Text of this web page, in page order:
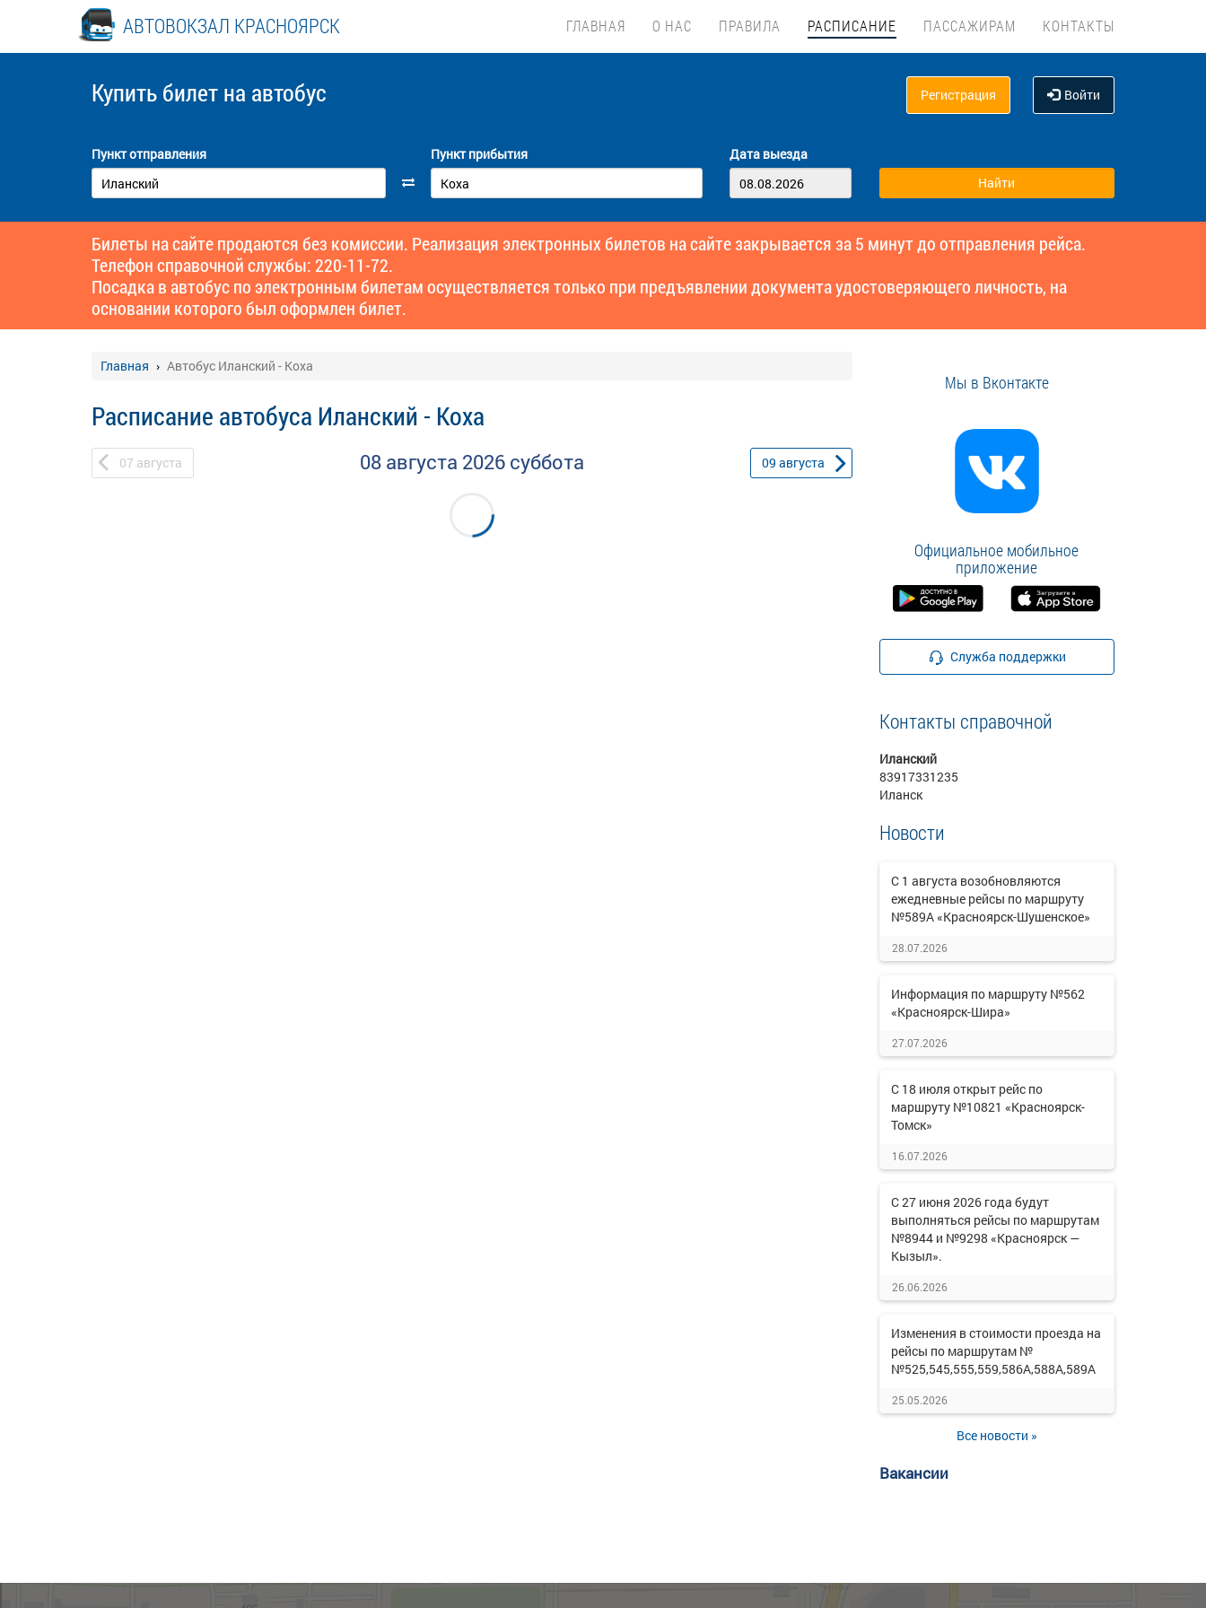
АВТОВОКЗАЛ КРАСНОЯРСК ГЛАВНАЯ О НАС ПРАВИЛА РАСПИСАНИЕ ПАССАЖИРАМ КОНТАКТЫ
Купить билет на автобус Регистрация Войти
Пункт отправления Пункт прибытия Дата выезда
Билеты на сайте продаются без комиссии. Реализация электронных билетов на сайте закрывается за 5 минут до отправления рейса.
Телефон справочной службы: 220-11-72.
Посадка в автобус по электронным билетам осуществляется только при предъявлении документа удостоверяющего личность, на
основании которого был оформлен билет.
Главная Автобус Иланский - Коха
Расписание автобуса Иланский - Коха
07 августа 08 августа 2026 суббота 09 августа
Мы в Вконтакте
Официальное мобильное
приложение
Служба поддержки
Контакты справочной
Иланский
83917331235
Иланск
Новости
С 1 августа возобновляются
ежедневные рейсы по маршруту
№589А «Красноярск-Шушенское»
28.07.2026
Информация по маршруту №562
«Красноярск-Шира»
27.07.2026
С 18 июля открыт рейс по
маршруту №10821 «Красноярск-
Томск»
16.07.2026
С 27 июня 2026 года будут
выполняться рейсы по маршрутам
№8944 и №9298 «Красноярск —
Кызыл».
26.06.2026
Изменения в стоимости проезда на
рейсы по маршрутам №
№525,545,555,559,586А,588А,589А
25.05.2026
Все новости »
Вакансии